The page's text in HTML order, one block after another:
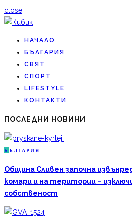
close
НАЧАЛО
БЪЛГАРИЯ
СВЯТ
СПОРТ
LIFESTYLE
КОНТАКТИ
ПОСЛЕДНИ НОВИНИ
Б ЪЛГАРИЯ
Община Сливен започна
комари и на територии –
собственост